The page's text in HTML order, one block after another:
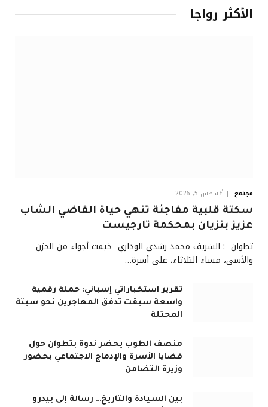
الأكثر رواجا
مجتمع
أغسطس 5, 2026
سكتة قلبية مفاجئة تنهي حياة القاضي الشاب
عزيز بنزيان بمحكمة تارجيست
تطوان : الشريف محمد رشدي الوداري خيمت أجواء من الحزن
والأسى، مساء الثلاثاء، على أسرة…
تقرير استخباراتي إسباني: حملة رقمية
واسعة سبقت تدفق المهاجرين نحو سبتة
المحتلة
منصف الطوب يحضر ندوة بتطوان حول
قضايا الأسرة والإدماج الاجتماعي بحضور
وزيرة التضامن
بين السيادة والتاريخ… رسالة إلى بيدرو